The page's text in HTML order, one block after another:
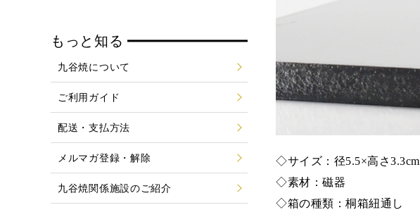
◇サイズ：径5.5×高さ3.3cm
◇素材：磁器
◇箱の種類：桐箱紐通し
もっと知る
九谷焼について
ご利用ガイド
配送・支払方法
メルマガ登録・解除
九谷焼関係施設のご紹介